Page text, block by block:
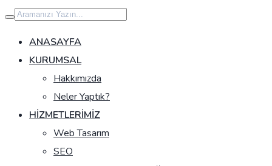
İçeriğe
geç
ANASAYFA
KURUMSAL
Hakkımızda
Neler Yaptık?
HIZMETLERIMIZ
Web Tasarım
SEO